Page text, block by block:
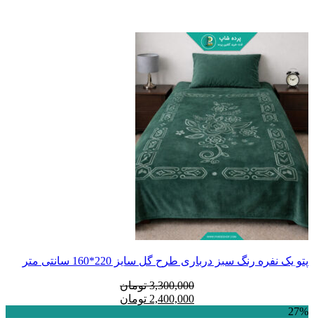
پتو یک نفره رنگ سبز درباری طرح گل سایز 220*160 سانتی متر
3,300,000 تومان
قیمت
اصلی:2,400,000 تومان
قیمت
فعلی:
27%